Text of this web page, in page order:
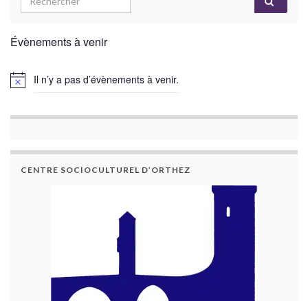
Évènements à venir
Il n’y a pas d’évènements à venir.
CENTRE SOCIOCULTUREL D’ORTHEZ